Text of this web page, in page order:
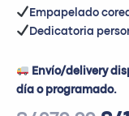
Empapelado
Dedicatoria
Envío/delivery
día o programado.